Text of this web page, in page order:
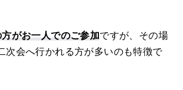
がお一人でのご参加ですが、その場
次会へ行かれる方が多いのも特徴で